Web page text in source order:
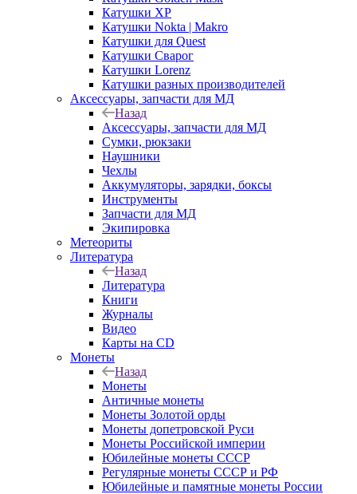
Катушки XP
Катушки Nokta | Makro
Катушки для Quest
Катушки Сварог
Катушки Lorenz
Катушки разных производителей
Аксессуары, запчасти для МД
Назад
Аксессуары, запчасти для МД
Сумки, рюкзаки
Наушники
Чехлы
Аккумуляторы, зарядки, боксы
Инструменты
Запчасти для МД
Экипировка
Метеориты
Литература
Назад
Литература
Книги
Журналы
Видео
Карты на CD
Монеты
Назад
Монеты
Античные монеты
Монеты Золотой орды
Монеты допетровской Руси
Монеты Российской империи
Юбилейные монеты СССР
Регулярные монеты СССР и РФ
Юбилейные и памятные монеты России